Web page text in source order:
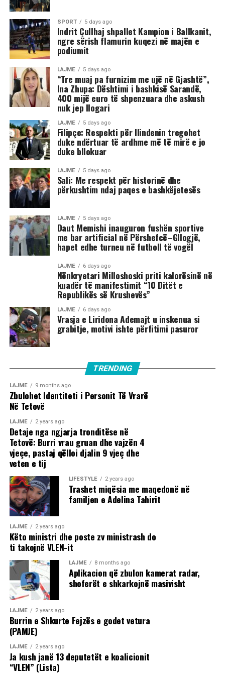
trupit të tij, gjë që ka shkaktuar reagime dhe dënime të
ashpra në rrjetet sociale.(INA)
SPORT 5 days ago
Indrit Çullhaj shpallet Kampion i Ballkanit,
ngre sërish flamurin kuqezi në majën e
podiumit
LAJME 5 days ago
“Tre muaj pa furnizim me ujë në Gjashtë”,
Ina Zhupa: Dështimi i bashkisë Sarandë,
400 mijë euro të shpenzuara dhe askush
nuk jep llogari
LAJME 5 days ago
Filipçe: Respekti për Ilindenin tregohet
duke ndërtuar të ardhme më të mirë e jo
duke bllokuar
LAJME 5 days ago
Sali: Me respekt për historinë dhe
përkushtim ndaj paqes e bashkëjetesës
LAJME 5 days ago
Daut Memishi inauguron fushën sportive
me bar artificial në Përshefcë–Gllogjë,
hapet edhe turneu në futboll të vogël
LAJME 6 days ago
Nënkryetari Milloshoski priti kalorësinë në
kuadër të manifestimit “10 Ditët e
Republikës së Krushevës”
LAJME 6 days ago
Vrasja e Liridona Ademajt u inskenua si
grabitje, motivi ishte përfitimi pasuror
TRENDING
LAJME 9 months ago
Zbulohet Identiteti i Personit Të Vrarë
Në Tetovë
LAJME 2 years ago
Detaje nga ngjarja tronditëse në
Tetovë: Burri vrau gruan dhe vajzën 4
vjeçe, pastaj qëlloi djalin 9 vjeç dhe
veten e tij
LIFESTYLE 2 years ago
Trashet miqësia me maqedonë në
familjen e Adelina Tahirit
LAJME 2 years ago
Këto ministri dhe poste zv ministrash do
ti takojnë VLEN-it
LAJME 8 months ago
Aplikacion që zbulon kamerat radar,
shoferët e shkarkojnë masivisht
LAJME 2 years ago
Burrin e Shkurte Fejzës e godet vetura
(PAMJE)
LAJME 2 years ago
Ja kush janë 13 deputetët e koalicionit
“VLEN” (Lista)